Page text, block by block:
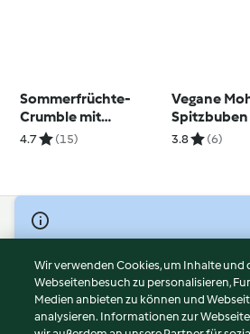
Sommerfrüchte-
Crumble mit
Vanillesauce
4.7 (15)
Vegane
Spitzbuben
3.8 (6)
© Copyright 2026
Nutzungsbedingungen
Datenschutzrichtlinien
Disclaimer
Wir verwenden Cookies, um Inhalte und
Webseitenbesuch zu personalisieren,
Medien anbieten zu können und
analysieren. Informationen zur